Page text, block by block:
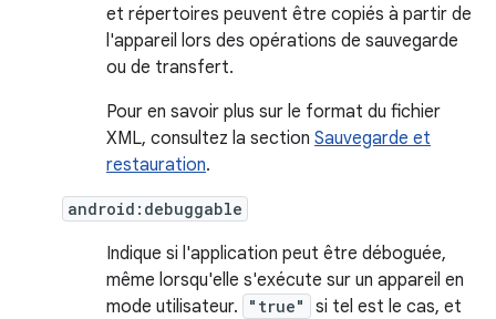
et répertoires peuvent être copiés à partir de
l'appareil lors des opérations de sauvegarde
ou de transfert.
Pour en savoir plus sur le format du fichier
XML, consultez la section Sauvegarde et
restauration.
android:debuggable
Indique si l'application peut être déboguée,
même lorsqu'elle s'exécute sur un appareil en
mode utilisateur.
"true" si tel est le cas, et